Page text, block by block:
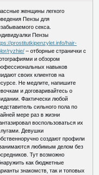
женщины легкого
Пензы для
секса.
Пензы
prostitutkipenzylet.info/hair-
ryzhie/ – отборные странички с
и обзором
навыков
своих клиентов на
Не медлите, напишите
и договаривайтесь о
Фактически любой
сильного пола по
мере раз в жизни
воспользоваться их
Девушки
создают профили
любимым делом без
Тут возможно
как бюджетные
знакомств, так и топовых